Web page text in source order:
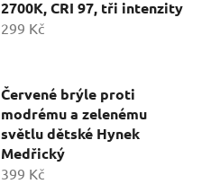
2700K, CRI 97, tři intenzity
299 Kč
Červené brýle proti
modrému a zelenému
světlu dětské Hynek
Medřický
399 Kč